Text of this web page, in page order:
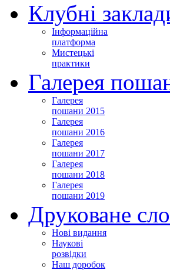
Клубні
Інформаційна
платформа
Мистецькі
практики
Галерея
Галерея
пошани 2015
Галерея
пошани 2016
Галерея
пошани 2017
Галерея
пошани 2018
Галерея
пошани 2019
Друковане
Нові видання
Наукові
розвідки
Наш доробок